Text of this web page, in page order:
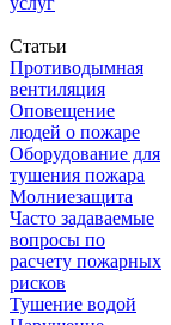
Статьи
Противодымная
вентиляция
Оповещение
людей о пожаре
Оборудование для
тушения пожара
Молниезащита
Часто задаваемые
вопросы по
расчету пожарных
рисков
Тушение водой